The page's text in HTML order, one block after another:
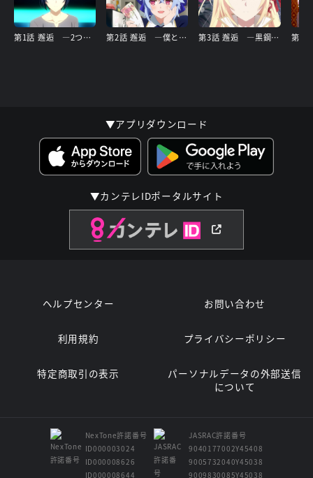
第1話 邂逅 ―2つの国の最終兵器― 第2話 邂逅 ―僕とわたしが出会った敵は― 第3話 邂逅 ―黒鋼の後継と氷禍の魔女―
▼アプリダウンロード
▼カンテレIDポータルサイト
ヘルプセンター お問い合わせ
利用規約 プライバシーポリシー
特定商取引の表示
パーソナルデータの外部送信
について
NexTone許諾番号
ID000003024
ID000008626
ID000008644
JASRAC許諾番号
9040177002Y45408
9005732040Y45038
9009830085Y45038